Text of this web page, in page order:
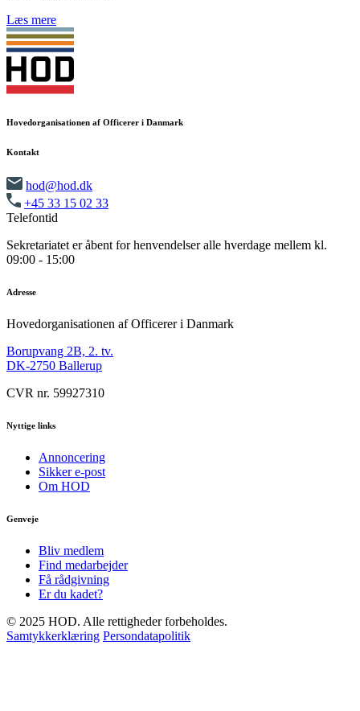
Læs mere
Hovedorganisationen af Officerer i Danmark
Kontakt
hod@hod.dk
+45 33 15 02 33
Telefontid
Sekretariatet er åbent for henvendelser alle hverdage mellem kl.
09:00 - 15:00
Adresse
Hovedorganisationen af Officerer i Danmark
Borupvang 2B, 2. tv.
DK-2750 Ballerup
CVR nr. 59927310
Nyttige links
Annoncering
Sikker e-post
Om HOD
Genveje
Bliv medlem
Find medarbejder
Få rådgivning
Er du kadet?
© 2025 HOD. Alle rettigheder forbeholdes.
Samtykkerklæring Persondatapolitik